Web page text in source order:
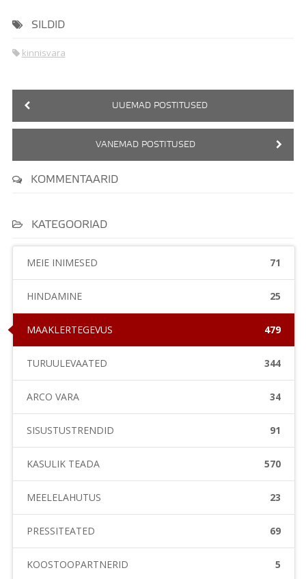
SILDID
kinnisvara
UUEMAD POSTITUSED
VANEMAD POSTITUSED
KOMMENTAARID
KATEGOORIAD
MEIE INIMESED 71
HINDAMINE 25
MAAKLERTEGEVUS 479
TURUÜLEVAATED 344
ARCO VARA 34
SISUSTUSTRENDID 91
KASULIK TEADA 570
MEELELAHUTUS 23
PRESSITEATED 69
KOOSTÖÖPARTNERID 5